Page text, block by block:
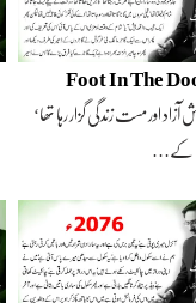
Foot In The
آزاد اور مست زندگی گزار رہا تھا‘
کے…